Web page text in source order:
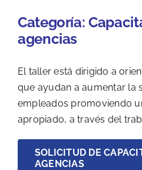
Categoría:
agencias
El taller está dirigido a
que ayudan a aumentar la
empleados promoviendo
apropiado, a través del
SOLICITUD DE
AGENCIAS